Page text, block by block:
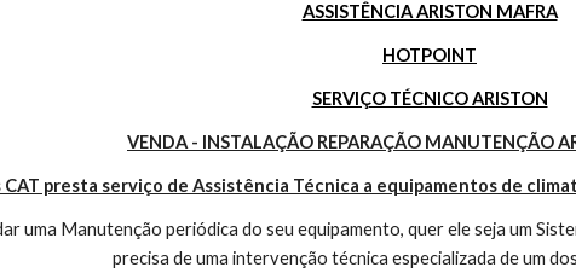
ASSISTÊNCIA ARISTON MAFRA
HOTPOINT
SERVIÇO TÉCNICO ARISTON
VENDA - INSTALAÇÃO REPARAÇÃO MANUTENÇÃO
CAT presta serviço de Assistência Técnica a equipamentos de
uma Manutenção periódica do seu equipamento, quer ele seja um
precisa de uma intervenção técnica especializada de um